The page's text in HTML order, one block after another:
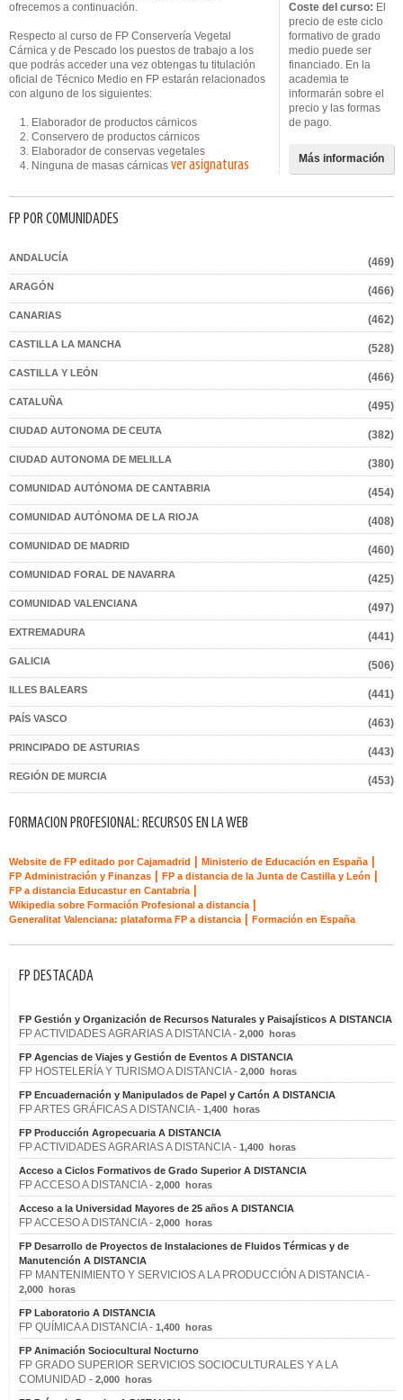
ofrecemos a continuación.
Respecto al curso de FP Conservería Vegetal
Cárnica y de Pescado los puestos de trabajo a los
que podrás acceder una vez obtengas tu titulación
oficial de Técnico Medio en FP estarán relacionados
con alguno de los siguientes:
1. Elaborador de productos cárnicos
2. Conservero de productos cárnicos
3. Elaborador de conservas vegetales
4. Ninguna de masas cárnicas ver asignaturas
Coste del curso: El
precio de este ciclo
formativo de grado
medio puede ser
financiado. En la
academia te
informarán sobre el
precio y las formas
de pago.
Más información
FP POR COMUNIDADES
ANDALUCÍA (469)
ARAGÓN (466)
CANARIAS (462)
CASTILLA LA MANCHA (528)
CASTILLA Y LEÓN (466)
CATALUÑA (495)
CIUDAD AUTONOMA DE CEUTA (382)
CIUDAD AUTONOMA DE MELILLA (380)
COMUNIDAD AUTÓNOMA DE CANTABRIA (454)
COMUNIDAD AUTÓNOMA DE LA RIOJA (408)
COMUNIDAD DE MADRID (460)
COMUNIDAD FORAL DE NAVARRA (425)
COMUNIDAD VALENCIANA (497)
EXTREMADURA (441)
GALICIA (506)
ILLES BALEARS (441)
PAÍS VASCO (463)
PRINCIPADO DE ASTURIAS (443)
REGIÓN DE MURCIA (453)
FORMACION PROFESIONAL: RECURSOS EN LA WEB
Website de FP editado por Cajamadrid Ministerio de Educación en España
FP Administración y Finanzas FP a distancia de la Junta de Castilla y León
FP a distancia Educastur en Cantabria
Wikipedia sobre Formación Profesional a distancia
Generalitat Valenciana: plataforma FP a distancia Formación en España
FP DESTACADA
FP Gestión y Organización de Recursos Naturales y Paisajísticos A DISTANCIA
FP ACTIVIDADES AGRARIAS A DISTANCIA - 2,000 horas
FP Agencias de Viajes y Gestión de Eventos A DISTANCIA
FP HOSTELERÍA Y TURISMO A DISTANCIA - 2,000 horas
FP Encuadernación y Manipulados de Papel y Cartón A DISTANCIA
FP ARTES GRÁFICAS A DISTANCIA - 1,400 horas
FP Producción Agropecuaria A DISTANCIA
FP ACTIVIDADES AGRARIAS A DISTANCIA - 1,400 horas
Acceso a Ciclos Formativos de Grado Superior A DISTANCIA
FP ACCESO A DISTANCIA - 2,000 horas
Acceso a la Universidad Mayores de 25 años A DISTANCIA
FP ACCESO A DISTANCIA - 2,000 horas
FP Desarrollo de Proyectos de Instalaciones de Fluidos Térmicas y de
Manutención A DISTANCIA
FP MANTENIMIENTO Y SERVICIOS A LA PRODUCCIÓN A DISTANCIA -
2,000 horas
FP Laboratorio A DISTANCIA
FP QUÍMICA A DISTANCIA - 1,400 horas
FP Animación Sociocultural Nocturno
FP GRADO SUPERIOR SERVICIOS SOCIOCULTURALES Y A LA
COMUNIDAD - 2,000 horas